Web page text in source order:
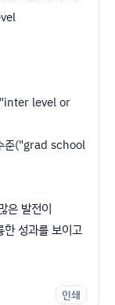
("inter level or
준("grad school
은 발전이
한 성과를 보이고
인쇄